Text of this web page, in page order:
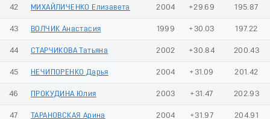
42 МИХАЙЛИЧЕНКО Елизавета 2004 +29.69 195.87
43 ВОЛЧИК Анастасия 1999 +30.03 197.22
44 СТАРЧИКОВА Татьяна 2002 +30.84 200.43
45 НЕЧИПОРЕНКО Дарья 2004 +31.09 201.42
46 ПРОКУДИНА Юлия 2003 +31.47 202.93
47 ТАРАНОВСКАЯ Арина 2004 +31.97 204.91